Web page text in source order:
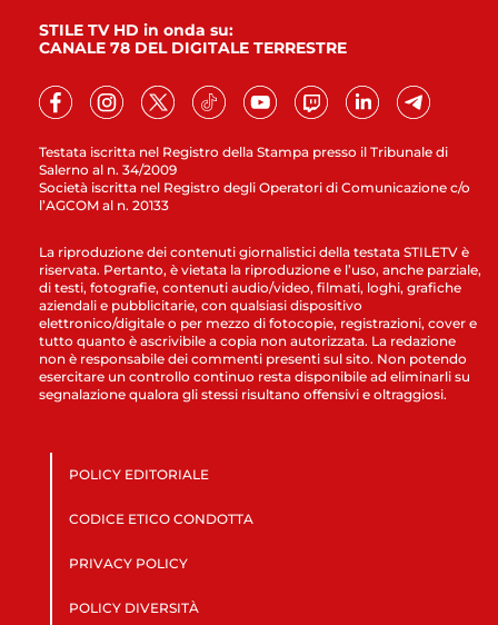
Testata iscritta nel Registro della Stampa presso il Tribunale di
Salerno al n. 34/2009
Società iscritta nel Registro degli Operatori di Comunicazione c/o
l’AGCOM al n. 20133
STILE TV HD in onda su:
CANALE 78 DEL DIGITALE TERRESTRE
La riproduzione dei contenuti giornalistici della testata STILETV è
riservata. Pertanto, è vietata la riproduzione e l’uso, anche parziale,
di testi, fotografie, contenuti audio/video, filmati, loghi, grafiche
aziendali e pubblicitarie, con qualsiasi dispositivo
elettronico/digitale o per mezzo di fotocopie, registrazioni, cover e
tutto quanto è ascrivibile a copia non autorizzata. La redazione
non è responsabile dei commenti presenti sul sito. Non potendo
esercitare un controllo continuo resta disponibile ad eliminarli su
segnalazione qualora gli stessi risultano offensivi e oltraggiosi.
POLICY EDITORIALE
CODICE ETICO CONDOTTA
PRIVACY POLICY
POLICY DIVERSITÀ